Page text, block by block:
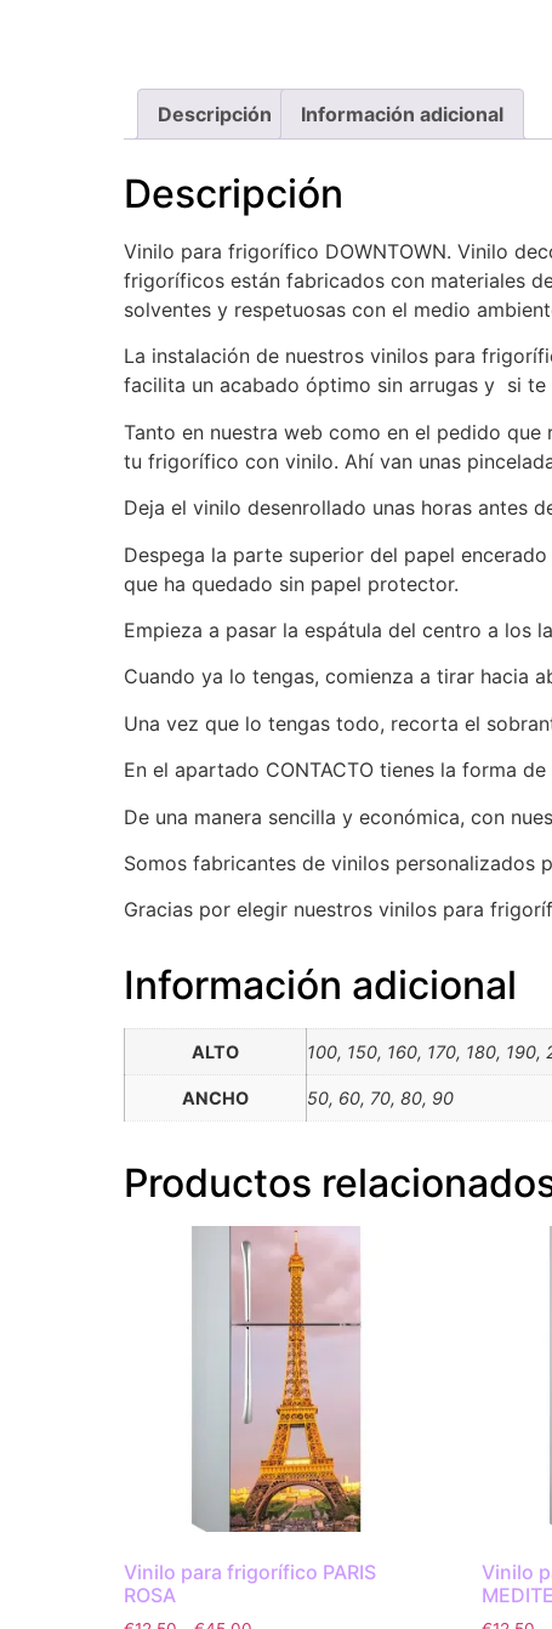
Descripción Información adicional
Descripción
Vinilo para frigorífico DOWNTOWN. Vinilo
frigoríficos están fabricados con materiales
solventes y respetuosas con el medio
La instalación de nuestros vinilos para
facilita un acabado óptimo sin arrugas y si
Tanto en nuestra web como en el pedido
tu frigorífico con vinilo. Ahí van unas
Deja el vinilo desenrollado unas horas antes
Despega la parte superior del papel
que ha quedado sin papel protector.
Empieza a pasar la espátula del centro a los
Cuando ya lo tengas, comienza a tirar hacia
Una vez que lo tengas todo, recorta el
En el apartado CONTACTO tienes la forma
De una manera sencilla y económica, con
Somos fabricantes de vinilos personalizados
Gracias por elegir nuestros vinilos para
Información adicional
ALTO 100, 150, 160, 170, 180, 190,
ANCHO 50, 60, 70, 80, 90
Productos
Vinilo para frigorífico PARIS
ROSA
Vinilo